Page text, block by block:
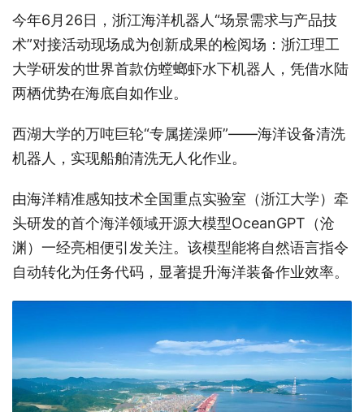
今年6月26日，浙江海洋机器人“场景需求与产品技
术”对接活动现场成为创新成果的检阅场：浙江理工
大学研发的世界首款仿螳螂虾水下机器人，凭借水陆
两栖优势在海底自如作业。
西湖大学的万吨巨轮“专属搓澡师”——海洋设备清洗
机器人，实现船舶清洗无人化作业。
由海洋精准感知技术全国重点实验室（浙江大学）牵
头研发的首个海洋领域开源大模型OceanGPT（沧
渊）一经亮相便引发关注。该模型能将自然语言指令
自动转化为任务代码，显著提升海洋装备作业效率。